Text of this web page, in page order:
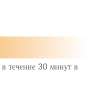
течение 30 минут в